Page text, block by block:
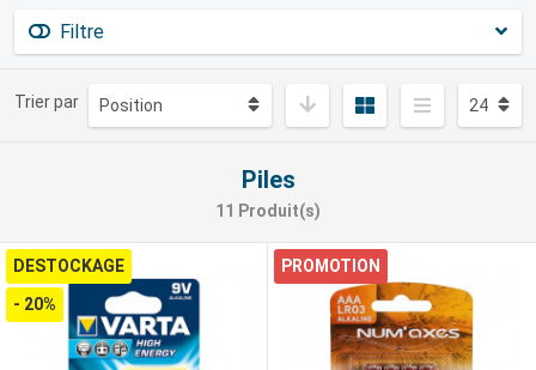
Filtre
Trier par
Piles
11 Produit(s)
DESTOCKAGE
- 20%
PROMOTION